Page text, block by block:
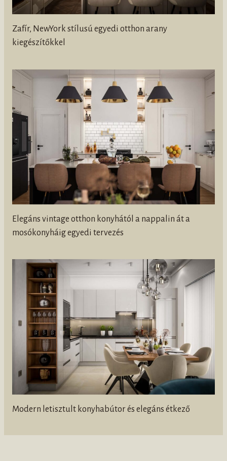
Zafír, NewYork stílusú egyedi otthon arany
kiegészítőkkel
Elegáns vintage otthon konyhától a nappalin át a
mosókonyháig egyedi tervezés
Modern letisztult konyhabútor és elegáns étkező